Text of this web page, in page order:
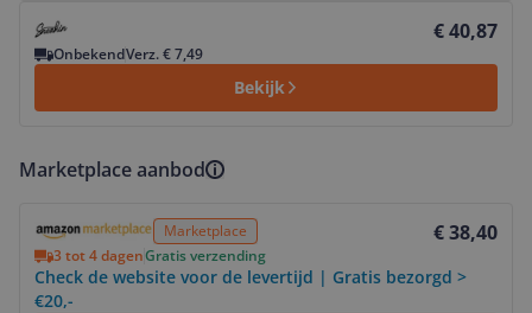
€ 40,87
OnbekendVerz. € 7,49
Bekijk
Bekijk product
Marketplace aanbod
Marketplace € 38,40
3 tot 4 dagenGratis verzending
Check de website voor de levertijd | Gratis bezorgd >
€20,-